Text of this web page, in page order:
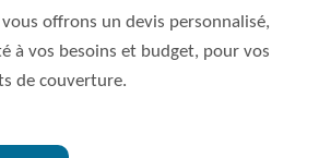
vous offrons un devis personnalisé,
à vos besoins et budget, pour vos
de couverture.